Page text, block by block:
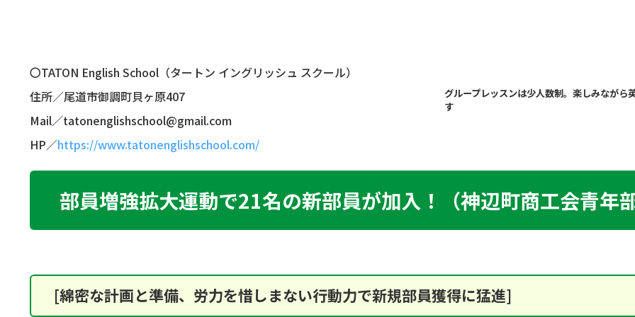
グループレッスンは少人数制。楽しみながら
す
〇TATON English School（タートン イングリッシュ スクール）
住所／尾道市御調町貝ヶ原407
Mail／tatonenglishschool@gmail.com
HP／https://www.tatonenglishschool.com/
部員増強拡大運動で21名の新部員が加入！（神辺町商工会青年部
[綿密な計画と準備、労力を惜しまない行動力で新規部員獲得に猛進]